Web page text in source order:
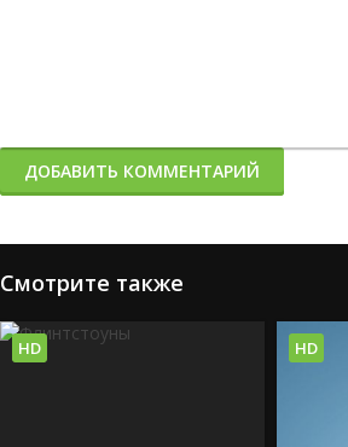
ДОБАВИТЬ КОММЕНТАРИЙ
Смотрите также
HD HD